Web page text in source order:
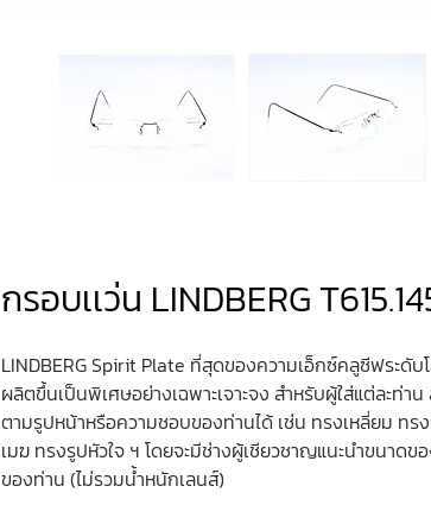
กรอบเเว่น LINDBERG
LINDBERG Spirit Plate ที่สุดของความเอ็กซ์คลูซีฟระดับ
ผลิตขึ้นเป็นพิเศษอย่างเฉพาะเจาะจง สำหรับผู้ใส่แต่ละท่า
ตามรูปหน้าหรือความชอบของท่านได้ เช่น ทรงเหลี่ยม ท
เมฆ ทรงรูปหัวใจ ฯ โดยจะมีช่างผู้เชียวชาญแนะนำขนาด
ของท่าน (ไม่รวมน้ำหนักเลนส์)